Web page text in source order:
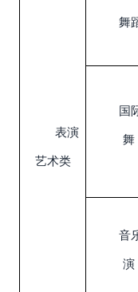
表演
艺术类
舞
国
舞
音
演